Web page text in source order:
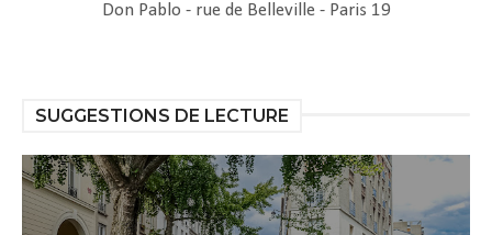
Don Pablo - rue de Belleville - Paris 19
SUGGESTIONS DE LECTURE